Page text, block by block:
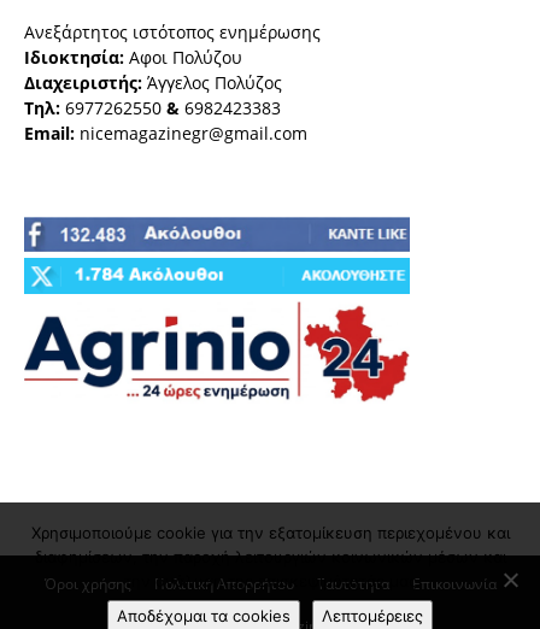
Ανεξάρτητος ιστότοπος ενημέρωσης
Ιδιοκτησία: Αφοι Πολύζου
Διαχειριστής: Άγγελος Πολύζος
Τηλ: 6977262550 & 6982423383
Email: nicemagazinegr@gmail.com
Όροι χρήσης Πολιτική Απορρήτου Ταυτότητα Επικοινωνία
Χρησιμοποιούμε cookie για την εξατομίκευση περιεχομένου και
διαφημίσεων, την παροχή λειτουργιών κοινωνικών μέσων και
την ανάλυση της επισκεψιμότητάς μας
Αποδέχομαι τα cookies
Λεπτομέρειες